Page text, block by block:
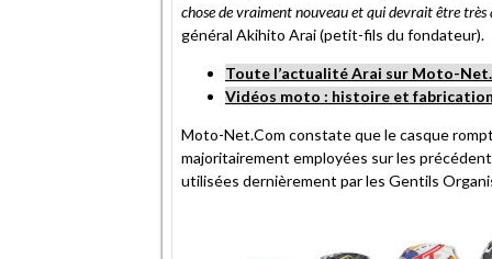
chose de vraiment nouveau et qui devrait être très
général Akihito Arai (petit-fils du fondateur).
Toute l’actualité Arai sur Moto-
Vidéos moto : histoire et
Moto-Net.Com constate que le casque
majoritairement employées sur les
utilisées dernièrement par les Gentils